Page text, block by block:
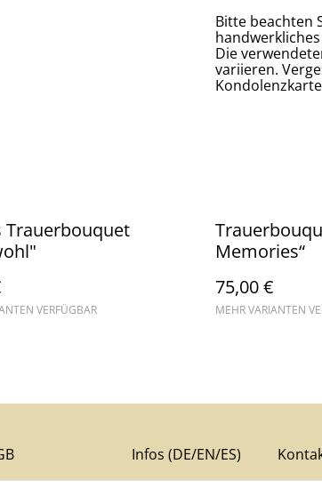
Bitte beachten
Die
variieren.
Trauerbouquet
VERFÜGBAR
Memories“
75,00 €
MEHR VARIANTEN
Infos (DE/EN/ES)